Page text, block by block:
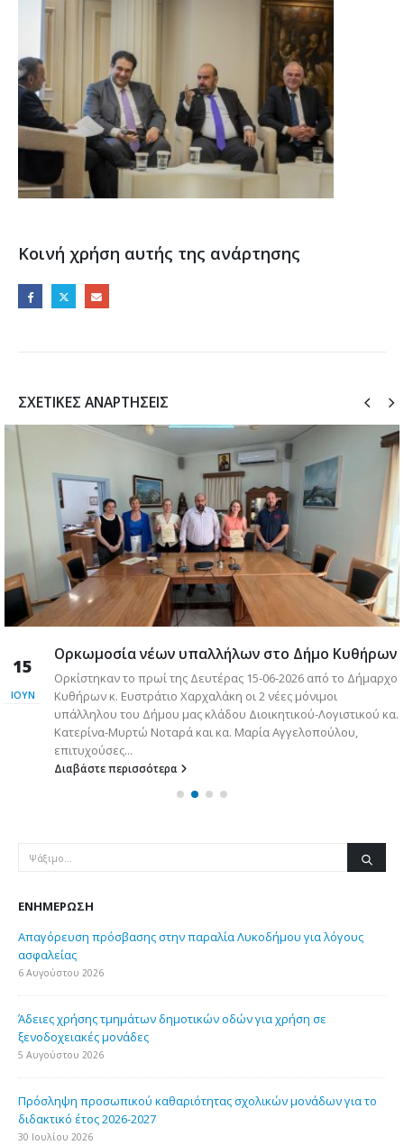
Κοινή χρήση αυτής της ανάρτησης
ΣΧΕΤΙΚΈΣ ΑΝΑΡΤΉΣΕΙΣ
15
ΙΟΎΝ
Ορκωμοσία νέων υπαλλήλων στο Δήμο Κυθήρων
Ορκίστηκαν το πρωί της Δευτέρας 15-06-2026 από το Δήμαρχο
Κυθήρων κ. Ευστράτιο Χαρχαλάκη οι 2 νέες μόνιμοι
υπάλληλου του Δήμου μας κλάδου Διοικητικού-Λογιστικού κα.
Κατερίνα-Μυρτώ Νοταρά και κα. Μαρία Αγγελοπούλου,
επιτυχούσες...
Διαβάστε περισσότερα
ΕΝΗΜΈΡΩΣΗ
Απαγόρευση πρόσβασης στην παραλία Λυκοδήμου για λόγους
ασφαλείας
6 Αυγούστου 2026
Άδειες χρήσης τμημάτων δημοτικών οδών για χρήση σε
ξενοδοχειακές μονάδες
5 Αυγούστου 2026
Πρόσληψη προσωπικού καθαριότητας σχολικών μονάδων για το
διδακτικό έτος 2026-2027
30 Ιουλίου 2026